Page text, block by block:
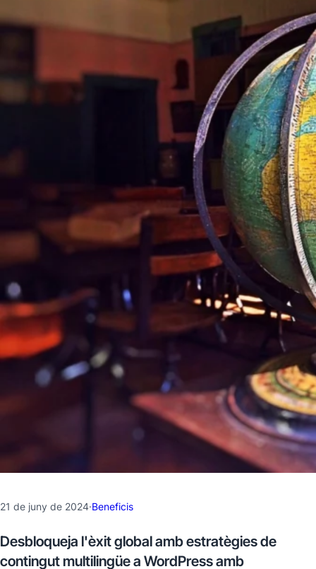
21 de juny de 2024·Beneficis
Desbloqueja l'èxit global amb estratègies de
contingut multilingüe a WordPress amb